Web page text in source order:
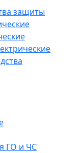
защиты
ГО и ЧС